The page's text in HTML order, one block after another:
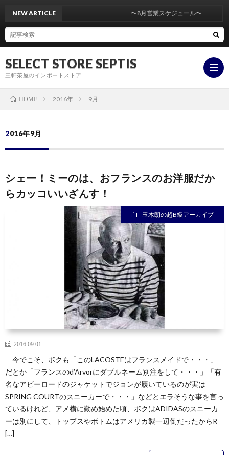
SELECT STORE SEPTIS
三軒茶屋のインポートストア
NEW ARTICLE 〜8月営業スケジュール〜
HOME 2016年 9月
2016年9月
シェー！ミーのは、おフランスのお洋服だか
らカッコいいざんす！
玉木朗の超B級アーカイブ
2016.09.01
今でこそ、ボクも「このLACOSTEはフランスメイドで・・・」
だとか「フランスのd’Arvorにダブルネーム別注をして・・・」「有
名なアビーロードのジャケットでジョンが履いているのが実は
SPRING COURTのスニーカーで・・・」などとエラそうな事を言っ
ているけれど、アメ横に勤め始めた頃、ボクはADIDASのスニーカ
ーは別にして、トップスやボトムはアメリカ製一辺倒だったからR
[…]